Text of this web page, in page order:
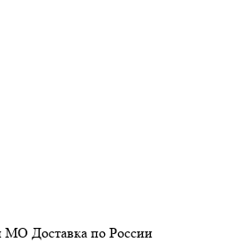
МО Доставка по России